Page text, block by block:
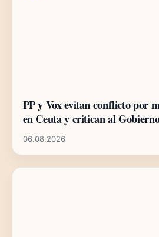
PP y Vox evitan conflicto por
en Ceuta y critican al
06.08.2026